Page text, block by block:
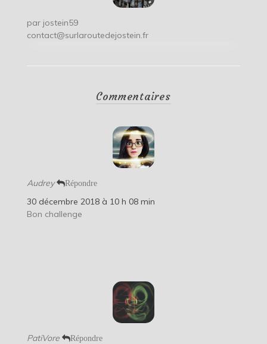
par jostein59
contact@surlaroutedejostein.fr
Commentaires
Audrey Répondre
30 décembre 2018 à 10 h 08 min
Bon challenge
PatiVore Répondre